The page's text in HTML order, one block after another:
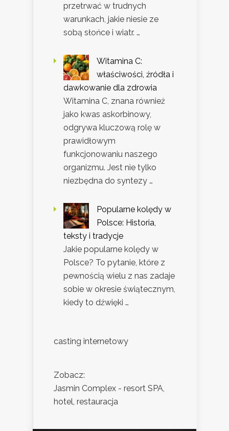
przetrwać w trudnych
warunkach, jakie niesie ze
sobą słońce i wiatr. …
Witamina C:
właściwości, źródła i
dawkowanie dla zdrowia
Witamina C, znana również
jako kwas askorbinowy,
odgrywa kluczową rolę w
prawidłowym
funkcjonowaniu naszego
organizmu. Jest nie tylko
niezbędna do syntezy …
Popularne kolędy w
Polsce: Historia,
teksty i tradycje
Jakie popularne kolędy w
Polsce? To pytanie, które z
pewnością wielu z nas zadaje
sobie w okresie świątecznym,
kiedy to dźwięki …
casting internetowy
Zobacz:
Jasmin Complex - resort SPA,
hotel, restauracja